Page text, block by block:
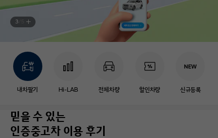
3
내차팔기 Hi-LAB 전체차량 할인차량 신규등록
믿을 수 있는
인증중고차 이용 후기